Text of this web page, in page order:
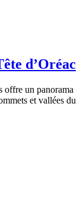
d’Oréac
offre un panorama
et vallées du